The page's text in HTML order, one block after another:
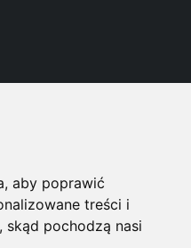
aby poprawić
treści i
skąd pochodzą nasi